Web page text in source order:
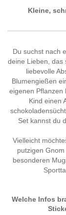
Kleine,
Du suchst nach
deine Lieben, das
liebevolle
Blumengießen
eigenen Pflanzen
Kind einen
Set kannst du
Vielleicht
putzigen
besonderen
Welche Infos